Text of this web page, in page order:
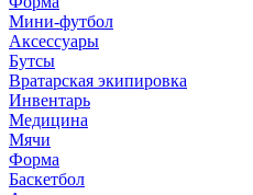
Мини-футбол
Аксессуары
Бутсы
Вратарская экипировка
Инвентарь
Медицина
Мячи
Форма
Баскетбол